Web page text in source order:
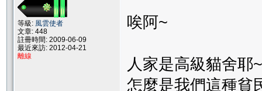
等級: 風雲使者
文章: 448
註冊時間: 2009-06-09
最近來訪: 2012-04-21
離線
唉阿~
人家是高級貓舍耶~
怎麼是我們這種貧